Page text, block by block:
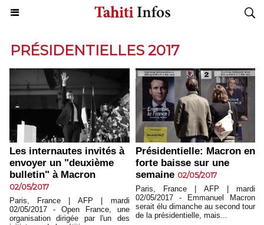
PRÉSIDENTIELLES 2017
Les internautes invités à
envoyer un "deuxième
bulletin" à Macron
02/05/2017
Paris, France | AFP | mardi
02/05/2017 - Open France, une
organisation dirigée par l'un des
Présidentielle: Macron en
forte baisse sur une
semaine 02/05/2017
Paris, France | AFP | mardi
02/05/2017 - Emmanuel Macron
serait élu dimanche au second tour
de la présidentielle, mais...